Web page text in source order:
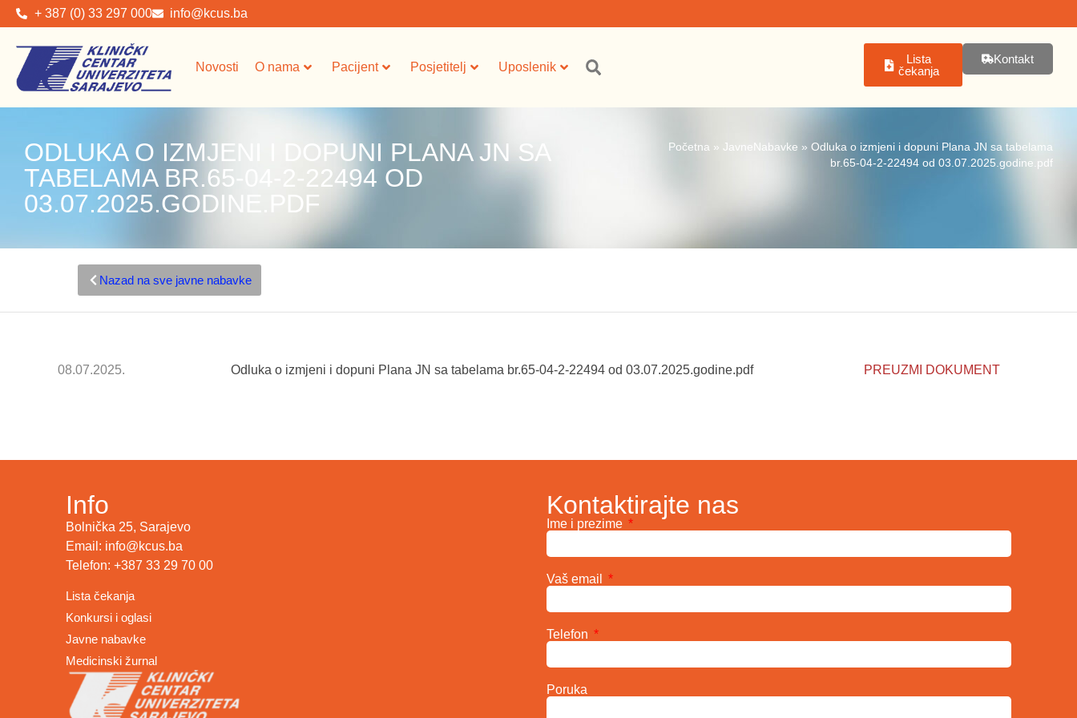
+ 387 (0) 33 297 000 info@kcus.ba
Novosti O nama Pacijent Posjetitelj Uposlenik
Lista
čekanja
Kontakt
ODLUKA O IZMJENI I DOPUNI PLANA JN SA
TABELAMA BR.65-04-2-22494 OD
03.07.2025.GODINE.PDF
Početna» JavneNabavke » Odluka o izmjeni i dopuni Plana JN sa tabelama
br.65-04-2-22494 od 03.07.2025.godine.pdf
Nazad na sve javne nabavke
08.07.2025. Odluka o izmjeni i dopuni Plana JN sa tabelama br.65-04-2-22494 od 03.07.2025.godine.pdf PREUZMI DOKUMENT
Info
Bolnička 25, Sarajevo
Email: info@kcus.ba
Telefon: +387 33 29 70 00
Lista čekanja
Konkursi i oglasi
Javne nabavke
Medicinski žurnal
Kontaktirajte nas
Ime i prezime
Vaš email
Telefon
Poruka